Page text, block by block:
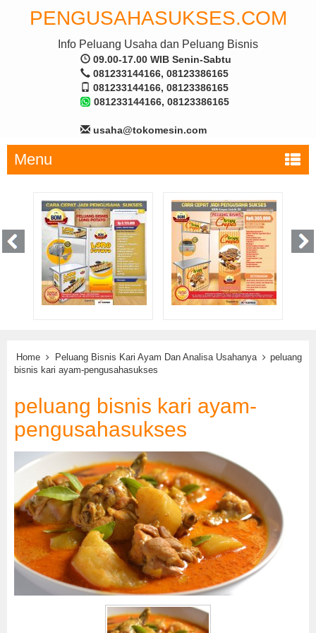
PENGUSAHASUKSES.COM
Info Peluang Usaha dan Peluang Bisnis
09.00-17.00 WIB Senin-Sabtu
081233144166, 08123386165
081233144166, 08123386165
081233144166, 08123386165
usaha@tokomesin.com
Menu
Home Peluang Bisnis Kari Ayam Dan Analisa Usahanya
peluang
bisnis kari ayam-pengusahasukses
peluang bisnis kari ayam-
pengusahasukses